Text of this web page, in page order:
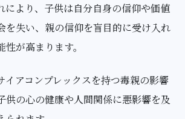
により、子供は自分自身の信仰や価値
を失い、親の信仰を盲目的に受け入れ
が高まります。
イアコンプレックスを持つ毒親の影響
供の心の健康や人間関係に悪影響を及